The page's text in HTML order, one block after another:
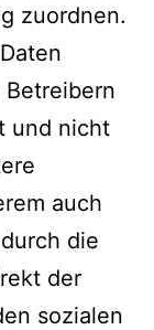
zuordnen.
und nicht
auch
die
der
sozialen